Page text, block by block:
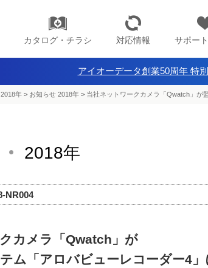
カタログ・チラシ 対応情報 サポー
アイオーデータ創業50周年 特
年 > お知らせ 2018年 > 当社ネットワークカメラ「Qwatch」が
2018年
NR004
カメラ「Qwatch」が
ム「アロバビューレコーダー4」